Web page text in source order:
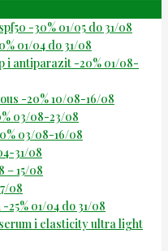
-30% 01/05 do 31/08
01/04 do 31/08
i antiparazit -20% 01/08-
-20% 10/08-16/08
03/08-23/08
03/08-16/08
31/08
– 15/08
08
01/04 do 31/08
i elasticity ultra light